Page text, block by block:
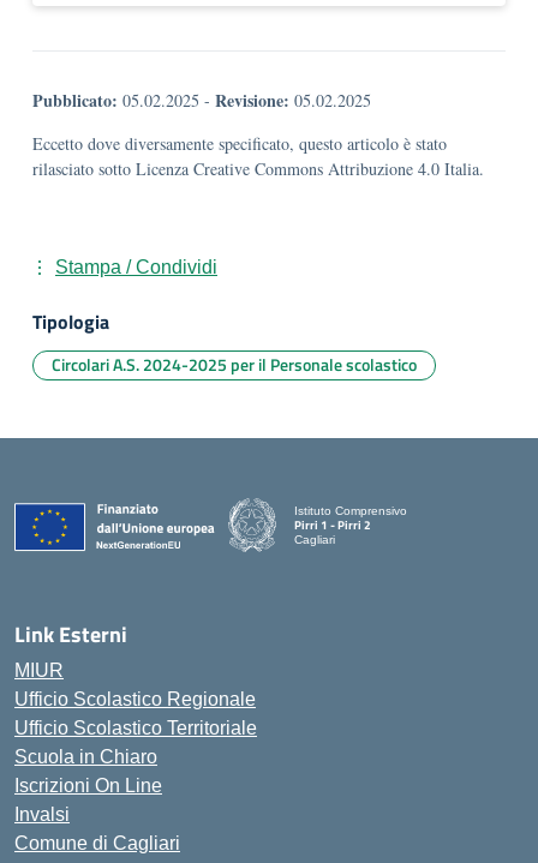
Pubblicato: 05.02.2025 - Revisione: 05.02.2025
Eccetto dove diversamente specificato, questo articolo è stato
rilasciato sotto Licenza Creative Commons Attribuzione 4.0 Italia.
Stampa / Condividi
Tipologia
Circolari A.S. 2024-2025 per il Personale scolastico
Istituto Comprensivo
Pirri 1 - Pirri 2
Cagliari
Link Esterni
MIUR
Ufficio Scolastico Regionale
Ufficio Scolastico Territoriale
Scuola in Chiaro
Iscrizioni On Line
Invalsi
Comune di Cagliari